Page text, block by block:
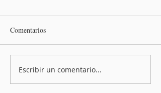
Comentarios
Escribir un comentario...